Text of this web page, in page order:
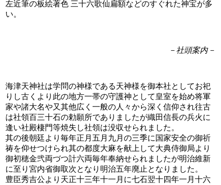
左近筆の板絵著色 三十六歌仙扁額などのすぐれた神宝が多
い。
－社頭案内－
海津天神社は学問の神様である天神様を御本社としてお祀
りし古くより此の地方一帯の守護神として皇室を始め将軍
家や諸大名や又其他広く一般の人々から深く信仰され往古
は社領百三十石の勅願所でありましたが織田信長の兵火に
逢い社殿棲門等焼失し社領は没収せられました。
其の後朝廷より毎年正月五月九月の三季に国家安全の御祈
祷を仰せつけられ其の都度大麻を献上して大典侍御局より
御初穂金弐両づつ計六両毎年奉納せられましたが明治維新
に至り宮内省御取次となり明治五年廃止となりました。
豊臣秀吉公より天正十三年十一月に七石翌十四年一月十六